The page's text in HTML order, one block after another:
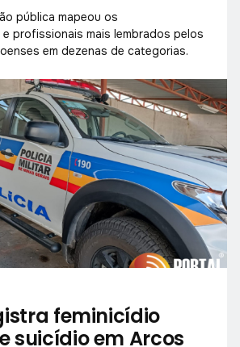
pública mapeou os
profissionais mais lembrados pelos
em dezenas de categorias.
feminicídio
suicídio em Arcos